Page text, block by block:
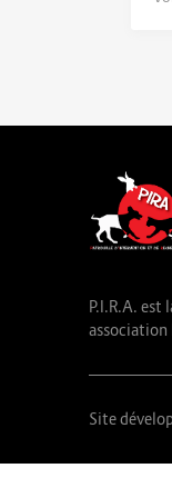
P.I.R.A. est
association
Site